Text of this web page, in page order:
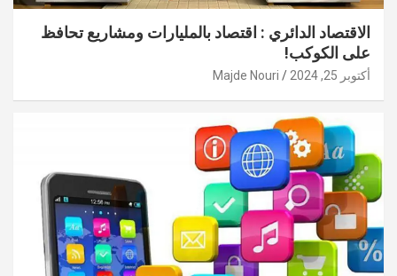
الاقتصاد الدائري : اقتصاد بالمليارات ومشاريع تحافظ
على الكوكب!
أكتوبر 25, 2024 Majde Nouri